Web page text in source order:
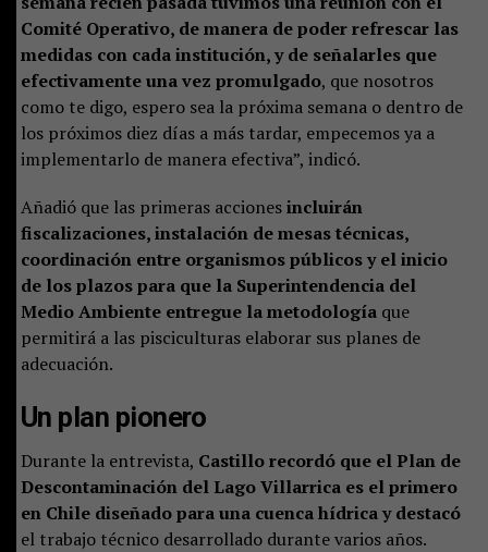
Comité Operativo, de manera de poder refrescar las
medidas con cada institución, y de señalarles que
efectivamente una vez promulgado, que nosotros
como te digo, espero sea la próxima semana o dentro de
los próximos diez días a más tardar, empecemos ya a
implementarlo de manera efectiva”, indicó.
Añadió que las primeras accionesincluirán
fiscalizaciones, instalación de mesas técnicas,
coordinación entre organismos públicos y el inicio
de los plazos para que la Superintendencia del
Medio Ambiente entregue la metodología que
permitirá a las pisciculturas elaborar sus planes de
adecuación.
Un plan pionero
Durante la entrevista, Castillo recordó que el Plan de
Descontaminación del Lago Villarrica es el primero
en Chile diseñado para una cuenca hídrica y destacó
el trabajo técnico desarrollado durante varios años.